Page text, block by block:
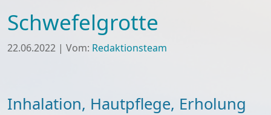
Schwefelgrotte
22.06.2022 | Vom: Redaktionsteam
Inhalation, Hautpflege, Erholung